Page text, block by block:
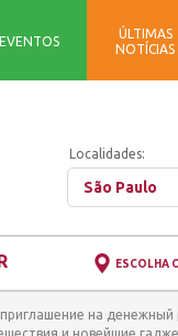
EVENTOS
ÚLTIMAS
NOTÍCIAS
Localidades:
São Paulo
ESCOLHA
на денежный